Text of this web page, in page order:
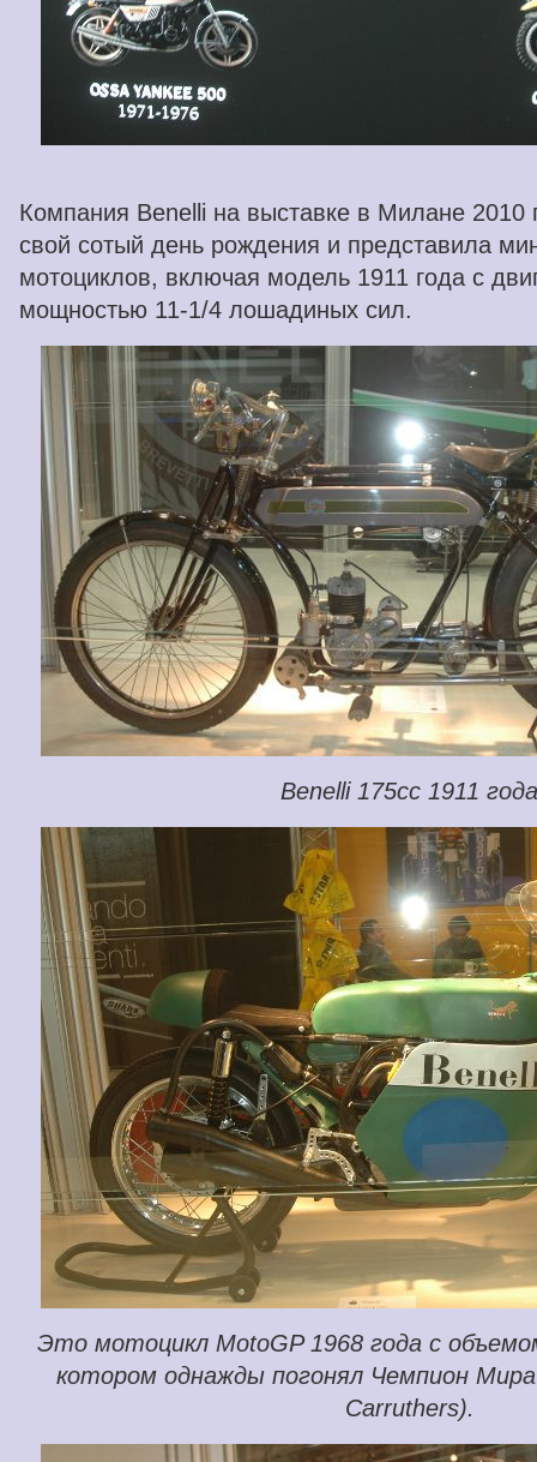
Компания Benelli на выставке в Милане 2010
свой сотый день рождения и представила
мотоциклов, включая модель 1911 года с
мощностью 11-1/4 лошадиных сил.
Benelli 175сс 1911
Это мотоцикл MotoGP 1968 года с
котором однажды погонял Чемпион
Carruthers).